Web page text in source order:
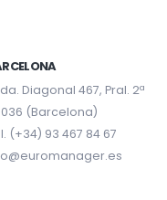
Diagonal 467, Pral. 2ª
(Barcelona)
(+34) 93 467 84 67